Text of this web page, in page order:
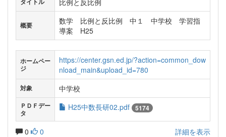
タイトル 比例と反比例
概要
数学 比例と反比例 中１ 中学校 学習指
導案 H25
ホームペー
ジ
https://center.gsn.ed.jp/?action=common_dow
nload_main&upload_id=780
対象 中学校
ＰＤＦデー
タ
H25中数長研02.pdf 5174
0 0 詳細を表示